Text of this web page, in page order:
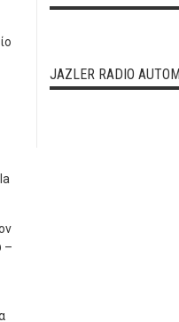
–
JAZLER RADIO